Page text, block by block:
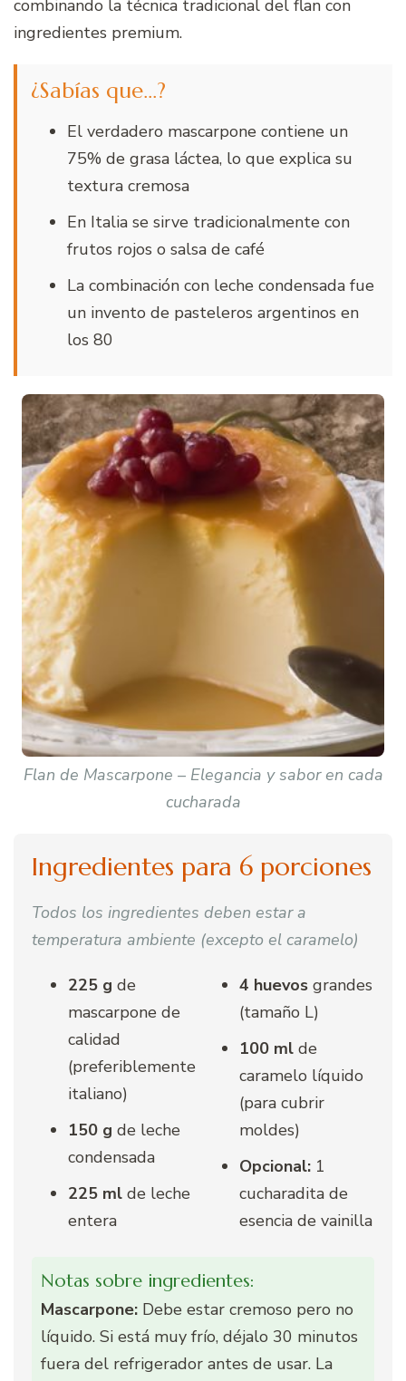
combinando la técnica tradicional del flan con
ingredientes premium.
¿Sabías que…?
El verdadero mascarpone contiene un
75% de grasa láctea, lo que explica su
textura cremosa
En Italia se sirve tradicionalmente con
frutos rojos o salsa de café
La combinación con leche condensada fue
un invento de pasteleros argentinos en
los 80
Flan de Mascarpone – Elegancia y sabor en cada
cucharada
Ingredientes para 6 porciones
Todos los ingredientes deben estar a
temperatura ambiente (excepto el caramelo)
225 g de
mascarpone de
calidad
(preferiblemente
italiano)
150 g de leche
condensada
225 ml de leche
entera
4 huevos grandes
(tamaño L)
100 ml de
caramelo líquido
(para cubrir
moldes)
Opcional: 1
cucharadita de
esencia de vainilla
Notas sobre ingredientes:
Mascarpone: Debe estar cremoso pero no
líquido. Si está muy frío, déjalo 30 minutos
fuera del refrigerador antes de usar. La